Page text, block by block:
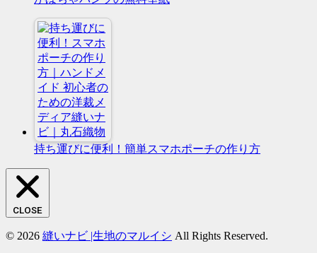
持ち運びに便利！簡単スマホポーチの作り方
CLOSE
© 2026 縫いナビ |生地のマルイシ All Rights Reserved.